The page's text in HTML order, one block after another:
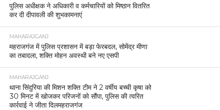
पुलिस अधीक्षक ने अधिकारी व कर्मचारियों को मिष्ठान वितरित
कर दी दीपावली की शुभकामनाएं
MAHARAJGANJ
महराजगंज में पुलिस प्रशासन में बड़ा फेरबदल, सोमेंद्र मीणा
का तबादला, शक्ति मोहन अवस्थी बने नए एसपी
MAHARAJGANJ
थाना सिंदुरिया की मिशन शक्ति टीम ने 2 वर्षीय बच्ची कृषा को
30 मिनट में खोजकर परिजनों को सौंपा, पुलिस की त्वरित
कार्रवाई ने जीता दिलमहराजगंज